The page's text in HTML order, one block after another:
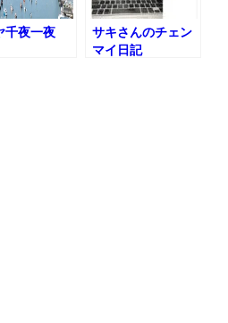
千夜一夜
サキさんのチェン
マイ日記